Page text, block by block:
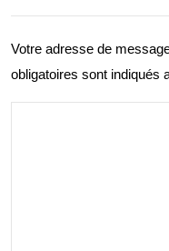
Votre adresse de
obligatoires sont indiqués